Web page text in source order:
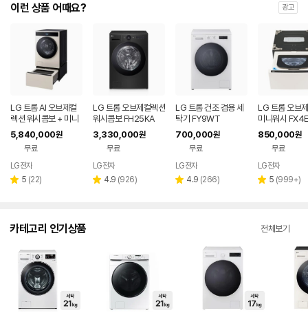
이런 상품 어때요? 광고
LG 트롬 AI 오브제컬
렉션 워시콤보 + 미니
워시 FC2521TX6C
X
5,840,000원
무료
LG전자
별 5 리
(22)
LG 트롬 오브제컬렉션
워시콤보 FH25KA
3,330,000원
무료
LG전자
별 4.9 리
(926)
LG 트롬 건조 겸용 세
탁기 FY9WT
700,000원
무료
LG전자
별 4.9 리
(266)
LG 트롬 오브
미니워시
850,000원
무료
LG전자
별 5 리
(999+)
카테고리 인기상품 전체보기